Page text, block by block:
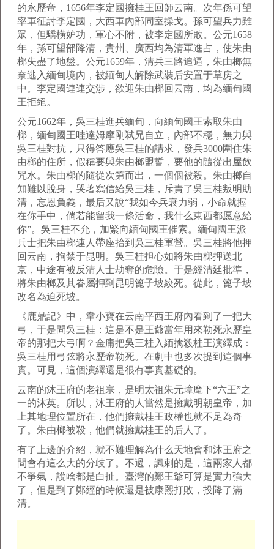
的永歷帝，1656年李定國擁桂王回師云南。次年孫可望
率軍征討李定國，大西軍內部同室操戈。孫可望兵力雖
眾，但驕橫妒功，軍心不附，被李定國所敗。公元1658
年，孫可望部降清，貴州、廣西均為清軍進占，使朱由
榔失盡了地盤。公元1659年，清兵三路追逼，朱由榔無
奈逃入緬甸境內，被緬甸人解除武裝后安置于草房之
中。李定國連連交涉，欲迎朱由榔回云南，均為緬甸國
王拒絕。
公元1662年，吳三桂進兵緬甸，向緬甸國王索取朱由
榔，緬甸國王哇達姆摩剛弒兄自立，內部不穩，無力與
吳三桂對抗，只得答應吳三桂的請求，發兵3000圍住朱
由榔的住所，假稱要與朱由榔盟誓，要他的隨從出屋飲
咒水。朱由榔的隨從次第而出，一個個被殺。朱由榔自
知難以脫身，哭著寫信給吳三桂，斥責了吳三桂叛明助
清，忘恩負義，最后又說“我如今兵衰力弱，小命就握
在你手中，倘若能留我一條活命，我什么東西都愿意給
你”。吳三桂不允，加緊向緬甸國王催索。緬甸國王派
兵士把朱由榔連人帶座抬到吳三桂軍營。吳三桂將他押
回云南，拘禁于昆明。吳三桂担心如將朱由榔押送北
京，中途有被反清人士劫奪的危險。于是經清廷批準，
將朱由榔及其眷屬押到昆明篦子坡絞死。從此，篦子坡
改名為迫死坡。
《鹿鼎記》中，韋小寶在云南平西王府內看到了一把大
弓，于是問吳三桂：這是不是王爺當年用來勒死永歷皇
帝的那把大弓啊？金庸把吳三桂入緬擒殺桂王演繹成：
吳三桂用弓弦將永歷帝勒死。在劇中也多次提到這個事
實。可見，這個演繹還是很有事實基礎的。
云南的沐王府的老祖宗，是明太祖朱元璋麾下“六王”之
一的沐英。所以，沐王府的人當然是擁戴明朝皇帝，加
上其地理位置所在，他們擁戴桂王政權也就不足為奇
了。朱由榔被殺，他們就擁戴桂王的后人了。
有了上邊的介紹，就不難理解為什么天地會和沐王府之
間會有這么大的分歧了。不過，諷刺的是，這兩家人都
不爭氣，說啥都是白扯。臺灣的鄭王爺可算是實力強大
了，但是到了鄭經的時候還是被康熙打敗，投降了滿
清。